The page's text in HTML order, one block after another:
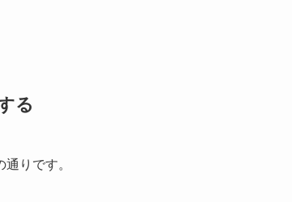
る
りです。